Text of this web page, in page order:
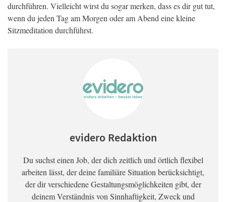
durchführen. Vielleicht wirst du sogar merken, dass es dir gut tut,
wenn du jeden Tag am Morgen oder am Abend eine kleine
Sitzmeditation durchführst.
evidero Redaktion
Du suchst einen Job, der dich zeitlich und örtlich flexibel
arbeiten lässt, der deine familiäre Situation berücksichtigt,
der dir verschiedene Gestaltungsmöglichkeiten gibt, der
deinem Verständnis von Sinnhaftigkeit, Zweck und